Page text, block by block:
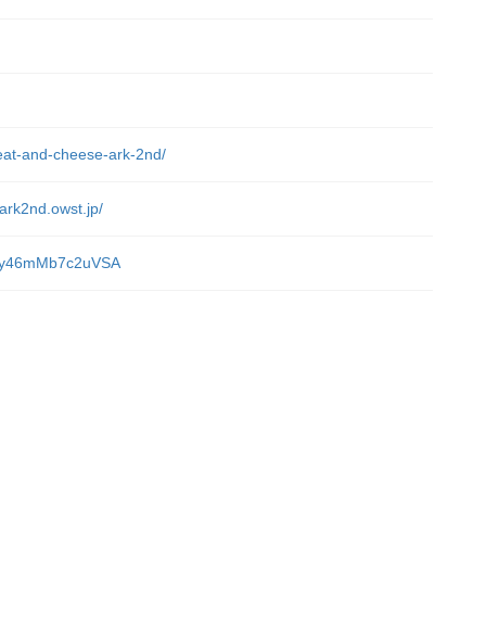
and-cheese-ark-2nd/